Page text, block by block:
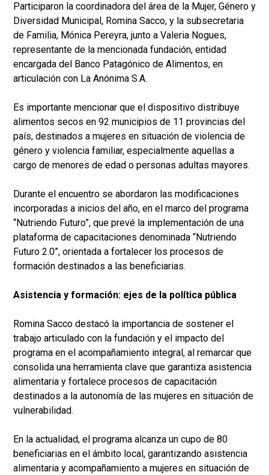
Participaron la coordinadora del área de la Mujer, Género y
Diversidad Municipal, Romina Sacco, y la subsecretaria
de Familia, Mónica Pereyra, junto a Valeria Nogues,
representante de la mencionada fundación, entidad
encargada del Banco Patagónico de Alimentos, en
articulación con La Anónima S.A.
Es importante mencionar que el dispositivo distribuye
alimentos secos en 92 municipios de 11 provincias del
país, destinados a mujeres en situación de violencia de
género y violencia familiar, especialmente aquellas a
cargo de menores de edad o personas adultas mayores.
Durante el encuentro se abordaron las modificaciones
incorporadas a inicios del año, en el marco del programa
“Nutriendo Futuro”, que prevé la implementación de una
plataforma de capacitaciones denominada “Nutriendo
Futuro 2.0”, orientada a fortalecer los procesos de
formación destinados a las beneficiarias.
Asistencia y formación: ejes de la política pública
Romina Sacco destacó la importancia de sostener el
trabajo articulado con la fundación y el impacto del
programa en el acompañamiento integral, al remarcar que
consolida una herramienta clave que garantiza asistencia
alimentaria y fortalece procesos de capacitación
destinados a la autonomía de las mujeres en situación de
vulnerabilidad.
En la actualidad, el programa alcanza un cupo de 80
beneficiarias en el ámbito local, garantizando asistencia
alimentaria y acompañamiento a mujeres en situación de